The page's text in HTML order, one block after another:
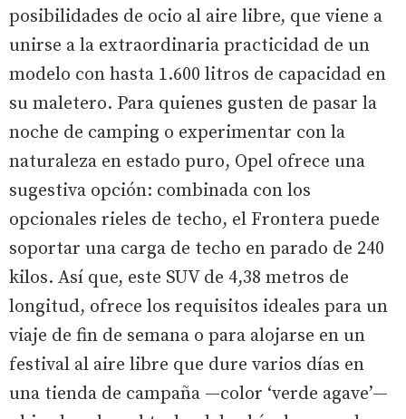
posibilidades de ocio al aire libre, que viene a
unirse a la extraordinaria practicidad de un
modelo con hasta 1.600 litros de capacidad en
su maletero. Para quienes gusten de pasar la
noche de camping o experimentar con la
naturaleza en estado puro, Opel ofrece una
sugestiva opción: combinada con los
opcionales rieles de techo, el Frontera puede
soportar una carga de techo en parado de 240
kilos. Así que, este SUV de 4,38 metros de
longitud, ofrece los requisitos ideales para un
viaje de fin de semana o para alojarse en un
festival al aire libre que dure varios días en
una tienda de campaña —color ‘verde agave’—